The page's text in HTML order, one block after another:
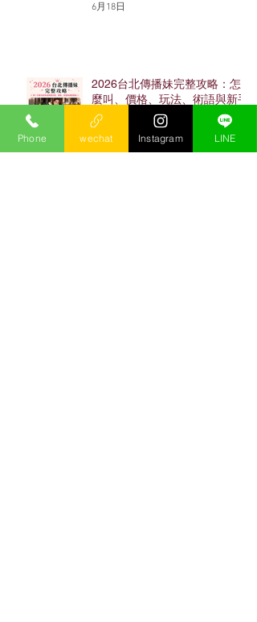
6月18日
2026台北傳播妹完整攻略：怎
麼叫、價格、玩法、術語與新手
避雷
4月2日
Phone wechat Instagram LINE